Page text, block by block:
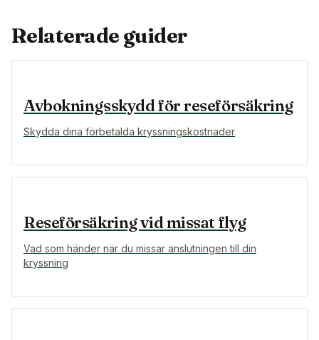
Relaterade guider
Avbokningsskydd för reseförsäkring
Skydda dina förbetalda kryssningskostnader
Reseförsäkring vid missat flyg
Vad som händer när du missar anslutningen till din
kryssning